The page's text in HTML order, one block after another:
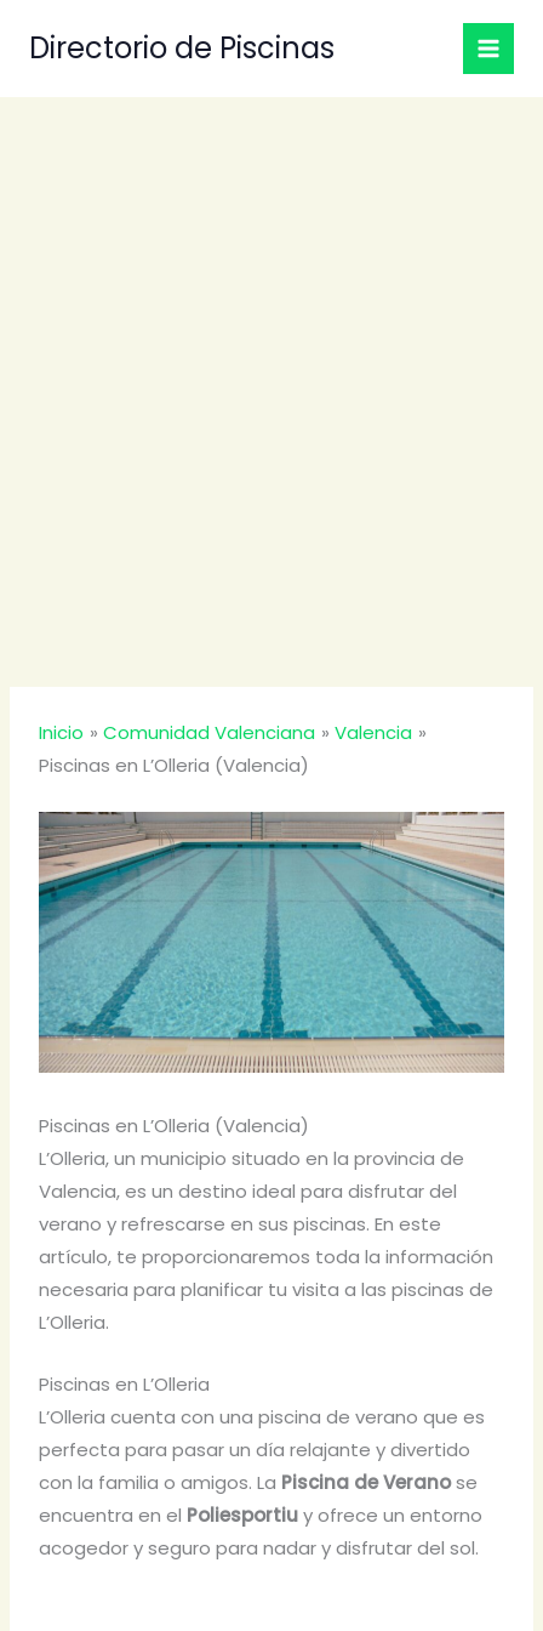
Directorio de Piscinas
Inicio Comunidad Valenciana
Valencia
Piscinas en L’Olleria (Valencia)
Piscinas en L’Olleria (Valencia)
L’Olleria, un municipio situado en la provincia de
Valencia, es un destino ideal para disfrutar del
verano y refrescarse en sus piscinas. En este
artículo, te proporcionaremos toda la información
necesaria para planificar tu visita a las piscinas de
L’Olleria.
Piscinas en L’Olleria
L’Olleria cuenta con una piscina de verano que es
perfecta para pasar un día relajante y divertido
con la familia o amigos. La Piscina de Veranose
encuentra en el Poliesportiuy ofrece un entorno
acogedor y seguro para nadar y disfrutar del sol.